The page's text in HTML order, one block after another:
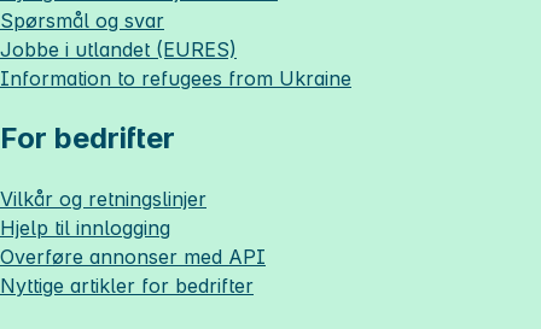
Spørsmål og svar
Jobbe i utlandet (EURES)
Information to refugees from Ukraine
For bedrifter
Vilkår og retningslinjer
Hjelp til innlogging
Overføre annonser med API
Nyttige artikler for bedrifter